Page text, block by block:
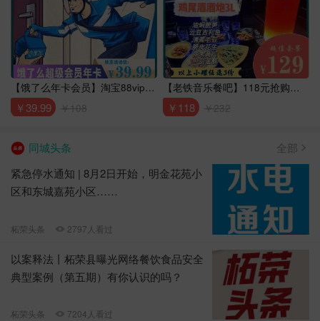
【饿了么年卡会员】淘宝88vip会
员未到期不可下单！
￥39.99
【老铁音乐餐吧】118元抢购原
价232元百威一件
￥118
同城头条
全部
紧急停水通知 | 8月2日开始，明金花苑小
区和东城嘉苑小区……
柘荣头条 2797人看过
以案释法丨柘荣县曝光网络餐饮食品安全
典型案例（第五期）有你认识的吗？
柘荣头条 7204人看过